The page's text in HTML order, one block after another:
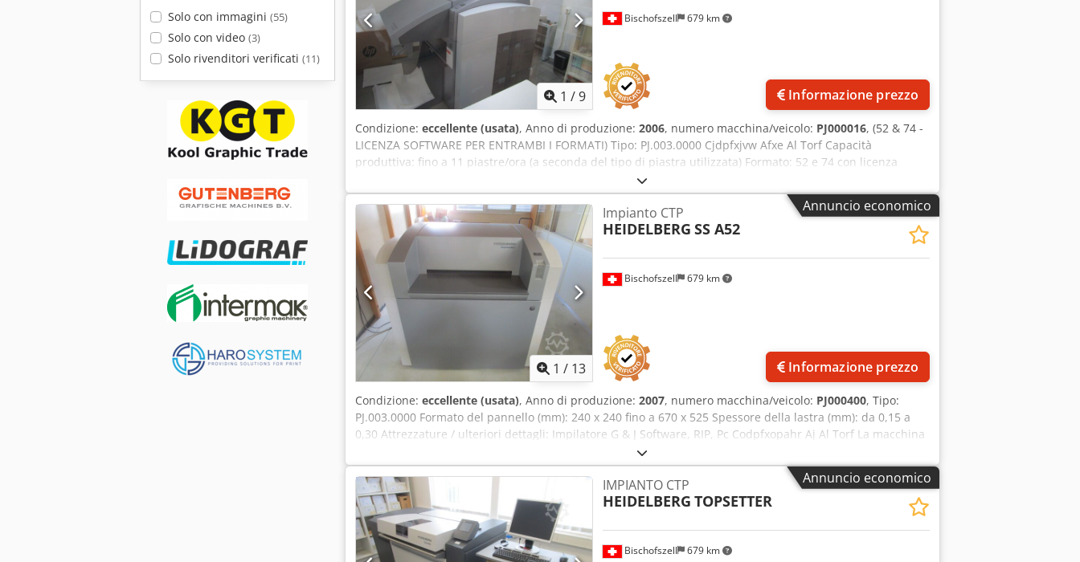
Solo con immagini (55)
Solo con video (3)
Solo rivenditori verificati (11)
1 /9
Bischofszell 679 km
Informazione prezzo
Condizione: eccellente (usata), Anno di produzione: 2006, numero macchina/veicolo: PJ000016, (52 & 74 -
LICENZA SOFTWARE PER ENTRAMBI I FORMATI) Tipo: PJ.003.0000 Cjdpfxjvw Afxe Al Torf Capacità
produttiva: fino a 11 piastre/ora (a seconda del tipo di piastra utilizzata) Formato: 52 e 74 con licenza
software per entrambi i formati Formati dei pannelli (H x L): da 240 x 240 mm fino a 670 x 750 mm
Spessore della piastra: 0,15 mm - 0,30 mm Risoluzione: 2540 dpi, max. 300 lpi, retinatura AM e FM
Contatore materiale: 26298,03 m2 Contatore di piatti: 81600 pezzi Contatore di esposizione: 81322 pezzi
Totale materiale utilizzato: 27988,8 m2 Totale di tutti i piatti: 86417 pezzi Totale di tutte le esposizioni:
86220 pezzi Totale di tutti i punzoni: 86524 pezzi Totale puntualità: 85165,82 ore Tempo di esposizione
totale: 3053,96 ore Attrezzatura / ulteriori informazioni: Impilatore di piastre, advand PST 26 caricatore di
cassette singolo integrato, caricamento completamente automatico dei dischi/ Unità di scarico con
rimozione automatica della carta interfoglio, è richiesta una fornitura di aria compressa esterna XXX –
Dispositivo di aspirazione per la rimozione delle particelle della piastra Postazione di lavoro
MetaDimension 4/8-up Stazione di segnale Prinect 1.5 74 Ottime condizioni // Lo smontaggio, l'imballaggio
della macchina e la messa in sicurezza (assicurazione della macchina durante il trasporto) vengono
eseguiti dal produttore / Heidelberg.
Annuncio economico
1 / 13
Bischofszell 679 km
Impianto CTP
HEIDELBERG SS A52
Informazione prezzo
Condizione: eccellente (usata), Anno di produzione: 2007, numero macchina/veicolo: PJ000400, Tipo:
PJ.003.0000 Formato del pannello (mm): 240 x 240 fino a 670 x 525 Spessore della lastra (mm): da 0,15 a
0,30 Attrezzature / ulteriori dettagli: Impilatore G & J Software, RIP, Pc Codpfxopahr Aj Al Torf La macchina
dispone di 1 testa laser con 64 diodi Lo smontaggio, l'imballaggio della macchina e il fissaggio
(assicurazione della macchina durante il trasporto) vengono effettuati dal produttore / Heidelberg.
Annuncio economico
Bischofszell 679 km
IMPIANTO CTP
HEIDELBERG TOPSETTER